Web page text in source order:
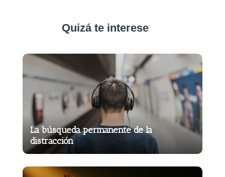
Quizá te interese
La búsqueda permanente de la
distracción